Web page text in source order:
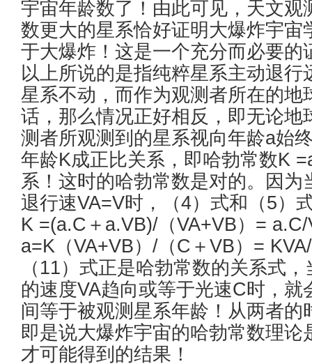
宇宙年龄数了！由此可见，天文
数更大的星系恰好证明大爆炸宇
于大爆炸！这是一个充分而必要的
以上所说的是指纯粹星系主动退
星系不动，而作为观测者所在的
话，那么情况正好相反，即无论
测者所观测到的星系视向年龄a始
年龄K成正比关系，即哈勃常数K
系！这时的哈勃常数是对的。因
退行速VA=V时，（4）式和（5）
K =(a.C＋a.VB)/（VA+VB）=
a=K（VA+VB）/（C＋VB）=
（11）式正是哈勃常数的关系式
的速度VA趋向或等于光速C时，
间等于被观测星系年龄！从两者
即是说大爆炸宇宙的哈勃常数理
才可能得到的结果！